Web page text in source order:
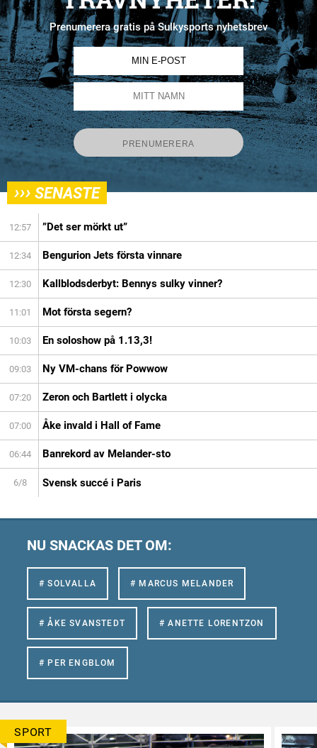
Prenumerera gratis på Sulkysports nyhetsbrev
››› SENASTE
12:57 ”Det ser mörkt ut”
12:34 Bengurion Jets första vinnare
12:30 Kallblodsderbyt: Bennys sulky vinner?
11:01 Mot första segern?
10:03 En soloshow på 1.13,3!
09:03 Ny VM-chans för Powwow
07:20 Zeron och Bartlett i olycka
07:00 Åke invald i Hall of Fame
06:44 Banrekord av Melander-sto
6/8 Svensk succé i Paris
NU SNACKAS DET OM:
# SOLVALLA # MARCUS MELANDER
# ÅKE SVANSTEDT # ANETTE LORENTZON
# PER ENGBLOM
SPORT